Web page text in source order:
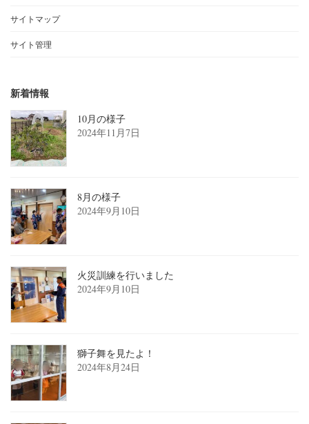
サイトマップ
サイト管理
新着情報
10月の様子
2024年11月7日
8月の様子
2024年9月10日
火災訓練を行いました
2024年9月10日
獅子舞を見たよ！
2024年8月24日